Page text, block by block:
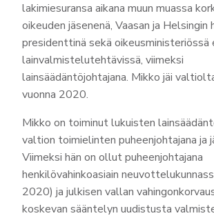
lakimiesuransa aikana muun muassa
oikeuden jäsenenä, Vaasan ja Helsingin
presidenttinä sekä oikeusministeriössä
lainvalmistelutehtävissä, viimeksi
lainsäädäntöjohtajana. Mikko jäi
vuonna 2020.
Mikko on toiminut lukuisten
valtion toimielinten puheenjohtajana ja
Viimeksi hän on ollut puheenjohtajana
henkilövahinkoasiain
2020) ja julkisen vallan
koskevan sääntelyn uudistusta